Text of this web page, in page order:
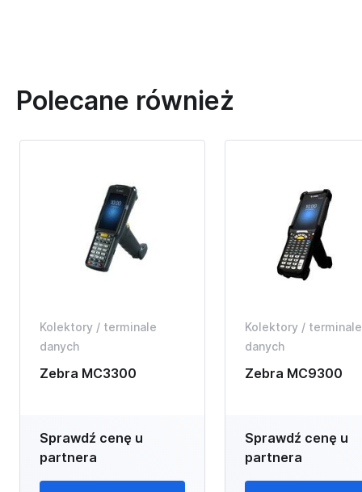
Polecane również
Kolektory / terminale
danych
Zebra MC3300
Sprawdź cenę u
partnera
Kolektory / terminale
danych
Zebra MC9300
Sprawdź cenę u
partnera